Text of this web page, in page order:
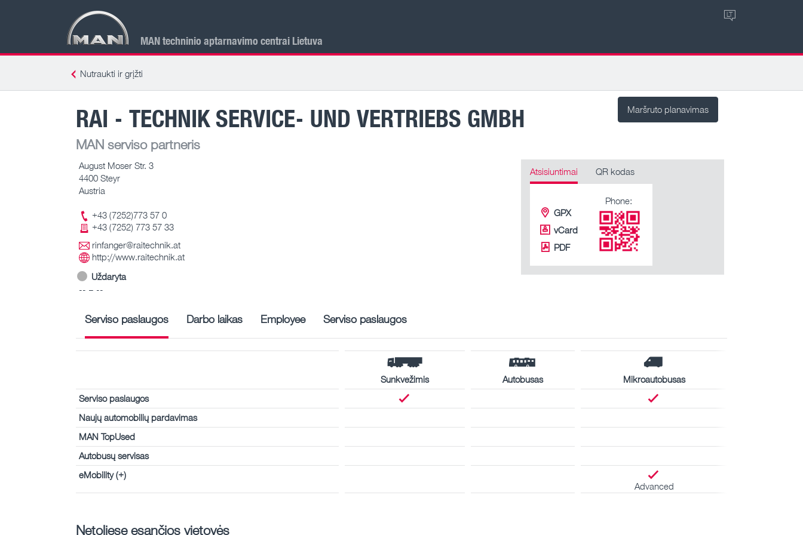
MAN techninio aptarnavimo centrai Lietuva
LT
Nutraukti ir grįžti
Maršruto planavimas
RAI - TECHNIK SERVICE- UND VERTRIEBS GMBH
MAN serviso partneris
August Moser Str. 3
4400 Steyr
Austria
+43 (7252)773 57 0
+43 (7252) 773 57 33
rinfanger@raitechnik.at
http://www.raitechnik.at
Uždaryta
-- – --
Atsisiuntimai QR kodas
GPX
vCard
PDF
Phone:
Serviso paslaugos Darbo laikas Employee Serviso paslaugos
Sunkvežimis Autobusas
Mikroautobusas
Serviso paslaugos
Naujų automobilių pardavimas
MAN TopUsed
Autobusų servisas
eMobility (+)
Advanced
Netoliese esančios vietovės